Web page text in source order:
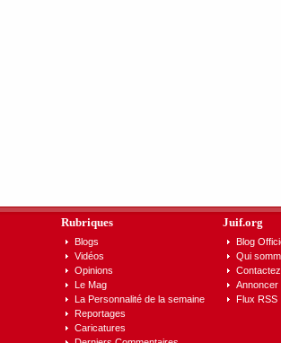
Rubriques
Blogs
Vidéos
Opinions
Le Mag
La Personnalité de la semaine
Reportages
Caricatures
Juif.org
Blog
Qui
Annoncer
Flux RSS